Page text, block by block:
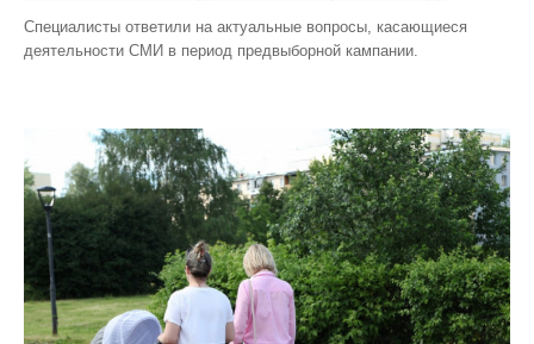
Специалисты ответили на актуальные вопросы, касающиеся
деятельности СМИ в период предвыборной кампании.